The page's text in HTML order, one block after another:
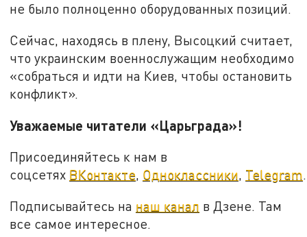
не было полноценно оборудованных позиций.
Сейчас, находясь в плену, Высоцкий считает,
что украинским военнослужащим необходимо
«собраться и идти на Киев, чтобы остановить
конфликт».
Уважаемые читатели «Царьграда»!
Присоединяйтесь к нам в
соцсетях ВКонтакте, Одноклассники, Telegram.
Подписывайтесь на наш канал в Дзене. Там
все самое интересное.